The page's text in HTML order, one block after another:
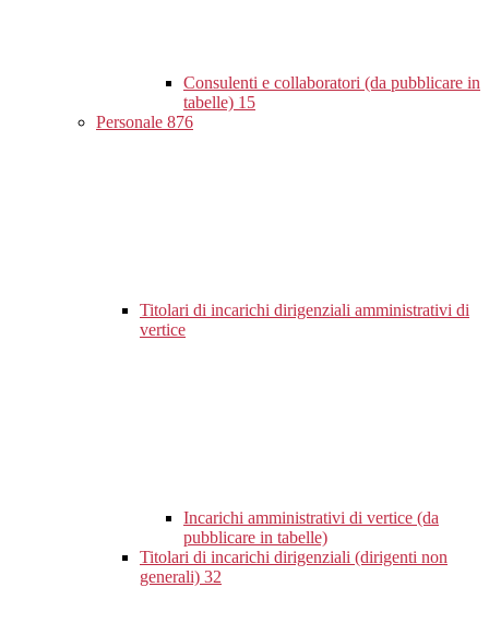
Consulenti e collaboratori (da pubblicare in
tabelle) 15
Personale 876
Titolari di incarichi dirigenziali amministrativi di
vertice
Incarichi amministrativi di vertice (da
pubblicare in tabelle)
Titolari di incarichi dirigenziali (dirigenti non
generali) 32